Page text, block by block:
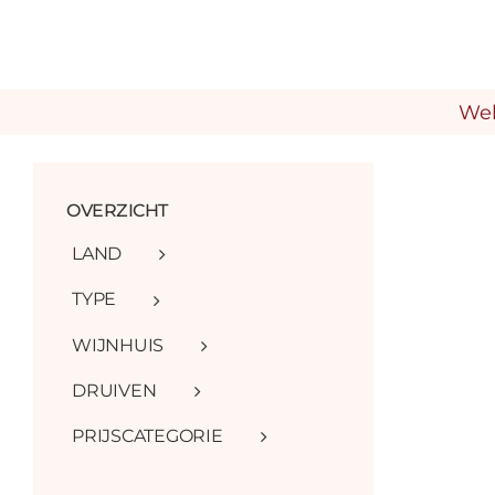
OVERZICHT
LAND
TYPE
WIJNHUIS
DRUIVEN
PRIJSCATEGORIE